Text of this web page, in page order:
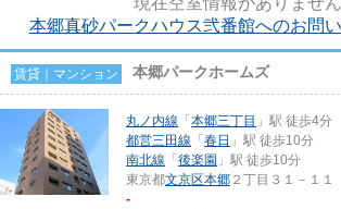
本郷真砂パークハウス弐番館へのお問
賃貸｜マンション 本郷パークホームズ
丸ノ内線 「 本郷三丁目 」駅 徒歩4分
都営三田線 「 春日 」駅 徒歩10分
南北線 「 後楽園 」駅 徒歩10分
東京都文京区本郷 ２丁目３１－１１
-